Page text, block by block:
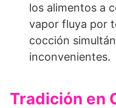
los alimentos a
vapor fluya por
cocción
inconvenientes.
Tradición en